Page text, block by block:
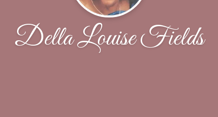
Della Louise Fields